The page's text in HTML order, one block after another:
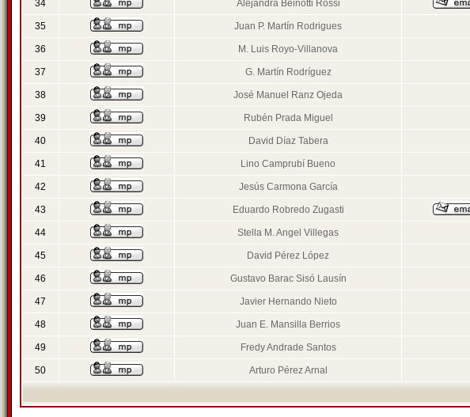
34 Alejandra Beinotti Rossi
35 Juan P. Martín Rodrigues
36 M. Luis Royo-Villanova
37 G. Martín Rodríguez
38 José Manuel Ranz Ojeda
39 Rubén Prada Miguel
40 David Díaz Tabera
41 Lino Camprubí Bueno
42 Jesús Carmona García
43 Eduardo Robredo Zugasti
44 Stella M. Angel Villegas
45 David Pérez López
46 Gustavo Barac Sisó Lausín
47 Javier Hernando Nieto
48 Juan E. Mansilla Berrios
49 Fredy Andrade Santos
50 Arturo Pérez Arnal